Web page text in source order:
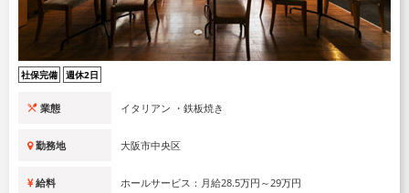
社保完備 週休2日
業態 イタリアン ・鉄板焼き
勤務地 大阪市中央区
給料 ホールサービス：月給28.5万円～29万円